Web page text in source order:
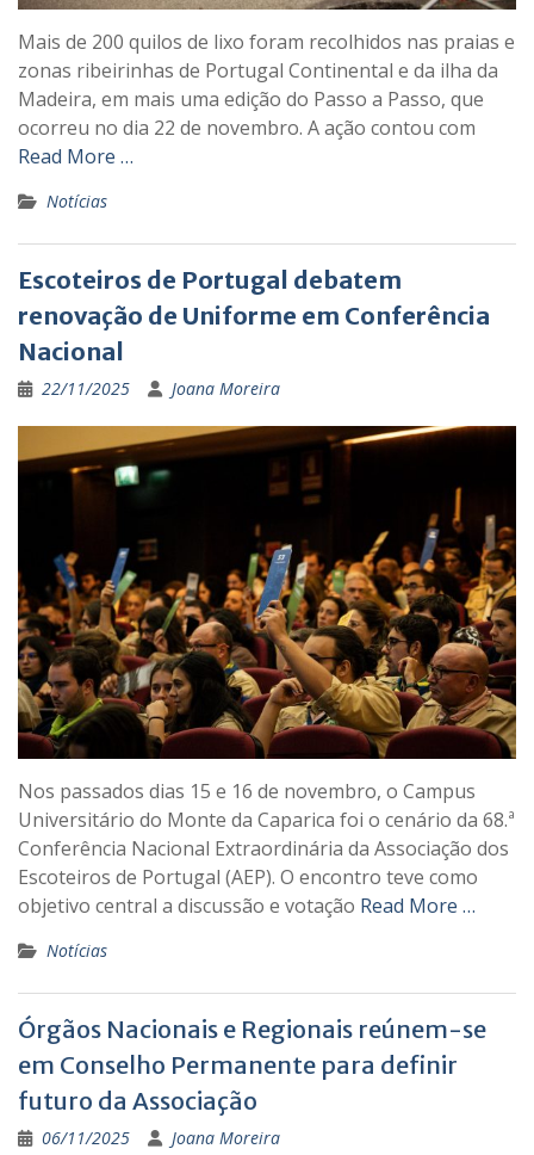
Mais de 200 quilos de lixo foram recolhidos nas praias e
zonas ribeirinhas de Portugal Continental e da ilha da
Madeira, em mais uma edição do Passo a Passo, que
ocorreu no dia 22 de novembro. A ação contou com
Read More …
Notícias
Escoteiros de Portugal debatem
renovação de Uniforme em Conferência
Nacional
22/11/2025 Joana Moreira
Nos passados dias 15 e 16 de novembro, o Campus
Universitário do Monte da Caparica foi o cenário da 68.ª
Conferência Nacional Extraordinária da Associação dos
Escoteiros de Portugal (AEP). O encontro teve como
objetivo central a discussão e votação Read More …
Notícias
Órgãos Nacionais e Regionais reúnem-se
em Conselho Permanente para definir
futuro da Associação
06/11/2025 Joana Moreira